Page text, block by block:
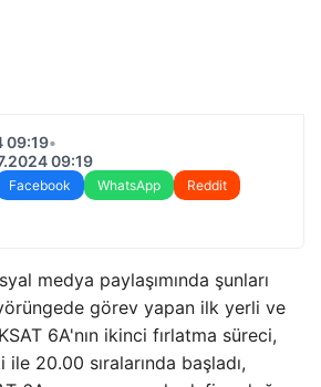
09:19•
09:19
Facebook WhatsApp
Reddit
medya paylaşımında şunları
görev yapan ilk yerli ve
6A'nın ikinci fırlatma süreci,
20.00 sıralarında başladı,